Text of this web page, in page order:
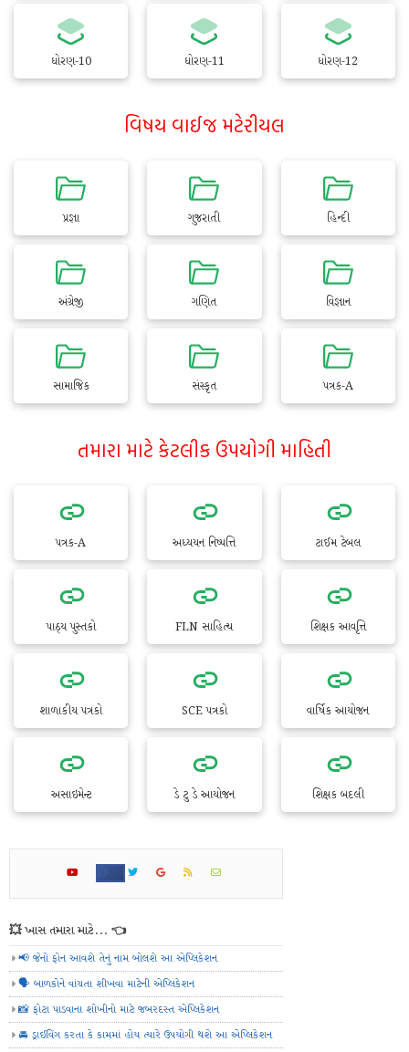
ધોરણ-10 ધોરણ-11 ધોરણ-12
વિષય વાઈજ મટેરીયલ
પ્રજ્ઞા ગુજરાતી હિન્દી
અંગ્રેજી ગણિત વિજ્ઞાન
સામાજિક સંસ્કૃત પત્રક-A
તમારા માટે કેટલીક ઉપયોગી માહિતી
પત્રક-A અધ્યયન નિષ્પત્તિ ટાઈમ ટેબલ
પાઠ્ય પુસ્તકો FLN સાહિત્ય શિક્ષક આવૃત્તિ
શાળાકીય પત્રકો SCE પત્રકો વાર્ષિક આયોજન
અસાઇમેન્ટ ડે ટુ ડે આયોજન શિક્ષક બદલી
💥 ખાસ તમારા માટે... 👈
📢 જેનો ફોન આવશે તેનું નામ બોલશે આ એપ્લિકેશન
🗣️ બાળકોને વાંચતા શીખવા માટેની એપ્લિકેશન
📸 ફોટા પાડવાના શોખીનો માટે જબરદસ્ત એપ્લિકેશન
🚘 ડ્રાઈવિંગ કરતા કે કામમાં હોય ત્યારે ઉપયોગી થશે આ એપ્લિકેશન